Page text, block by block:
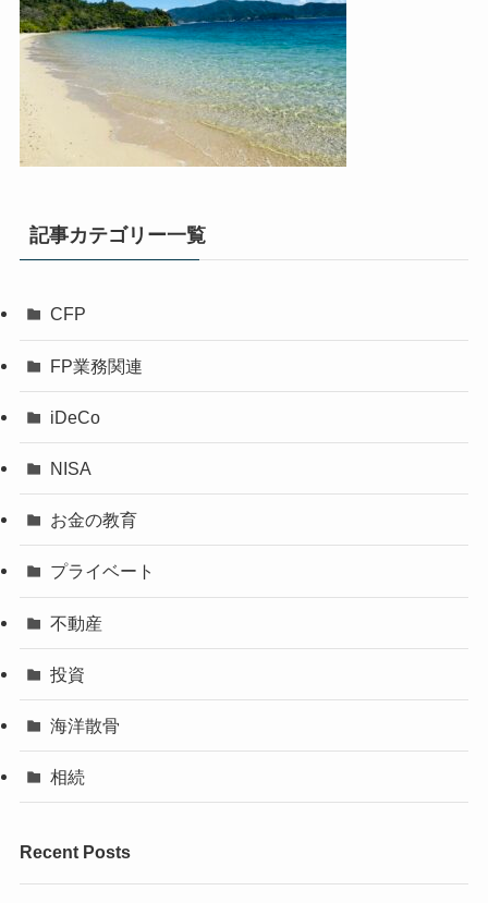
記事カテゴリー一覧
CFP
FP業務関連
iDeCo
NISA
お金の教育
プライベート
不動産
投資
海洋散骨
相続
Recent Posts